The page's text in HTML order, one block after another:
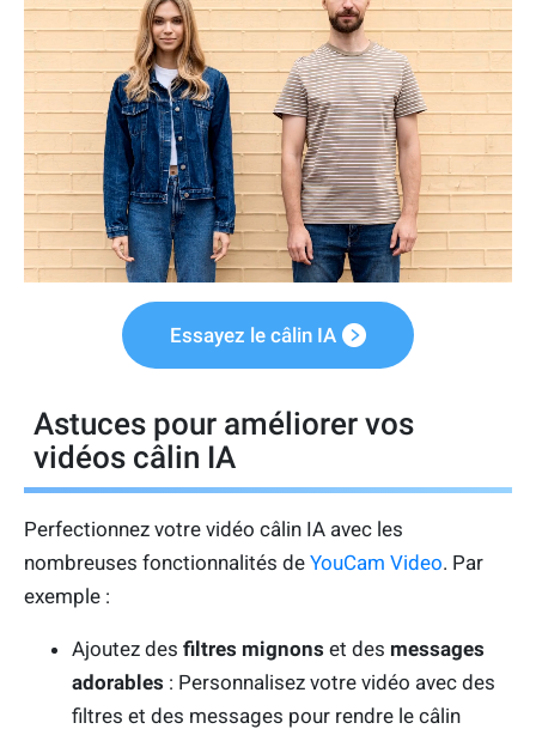
Essayez le câlin IA
Astuces pour améliorer vos
vidéos câlin IA
Perfectionnez votre vidéo câlin IA avec les
nombreuses fonctionnalités de YouCam Video. Par
exemple :
Ajoutez des filtres mignons et des messages
adorables : Personnalisez votre vidéo avec des
filtres et des messages pour rendre le câlin